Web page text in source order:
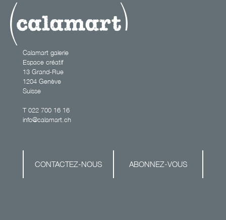
Calamart galerie
Espace créatif
13 Grand-Rue
1204 Genève
Suisse
T 022 700 16 16
info@calamart.ch
CONTACTEZ-NOUS ABONNEZ-VOUS